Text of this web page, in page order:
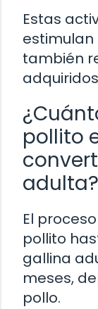
Estas
estimulan
también
pollito
adulta?
El
pollito
gallina
meses,
pollo.